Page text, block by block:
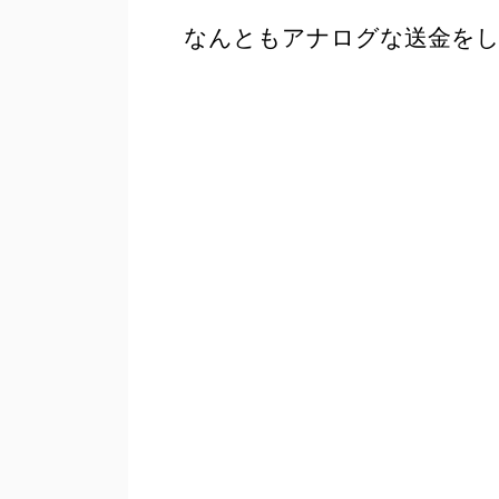
なんともアナログな送金をし